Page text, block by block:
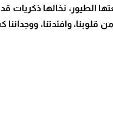
الطيور، نخالها ذكريات
وافئدتنا،